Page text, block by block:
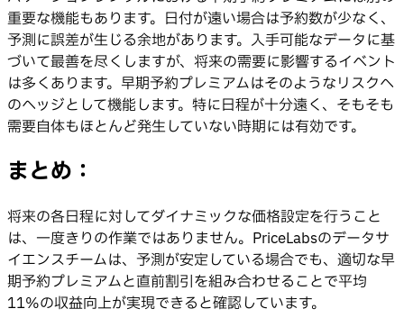
重要な機能もあります。日付が遠い場合は予約数が少なく、
予測に誤差が生じる余地があります。入手可能なデータに基
づいて最善を尽くしますが、将来の需要に影響するイベント
は多くあります。早期予約プレミアムはそのようなリスクへ
のヘッジとして機能します。特に日程が十分遠く、そもそも
需要自体もほとんど発生していない時期には有効です。
まとめ：
将来の各日程に対してダイナミックな価格設定を行うこと
は、一度きりの作業ではありません。PriceLabsのデータサ
イエンスチームは、予測が安定している場合でも、適切な早
期予約プレミアムと直前割引を組み合わせることで平均
11%の収益向上が実現できると確認しています。